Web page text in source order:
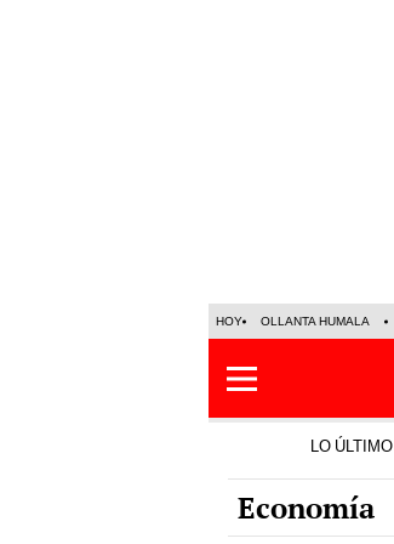
HOY OLLANTA HUMALA
LO ÚLTIMO
Economía